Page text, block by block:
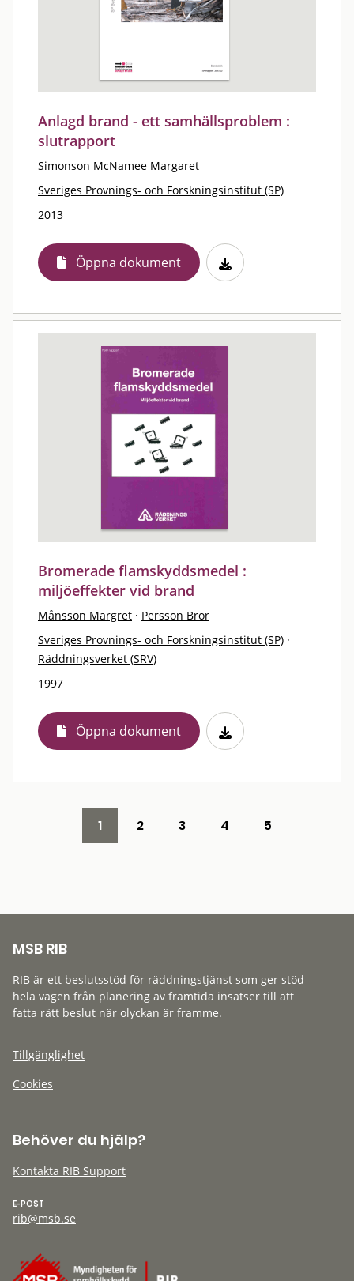
Anlagd brand - ett samhällsproblem :
slutrapport
Simonson McNamee Margaret
Sveriges Provnings- och Forskningsinstitut (SP)
2013
Öppna dokument
Bromerade flamskyddsmedel :
miljöeffekter vid brand
Månsson Margret · Persson Bror
Sveriges Provnings- och Forskningsinstitut (SP) ·
Räddningsverket (SRV)
1997
Öppna dokument
1 2 3 4 5
MSB RIB
RIB är ett beslutsstöd för räddningstjänst som ger stöd
hela vägen från planering av framtida insatser till att
fatta rätt beslut när olyckan är framme.
Tillgänglighet
Cookies
Behöver du hjälp?
Kontakta RIB Support
E-POST
rib@msb.se